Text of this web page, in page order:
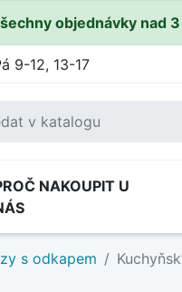
objednávky nad
9-12, 13-17
NAKOUPIT U
s odkapem